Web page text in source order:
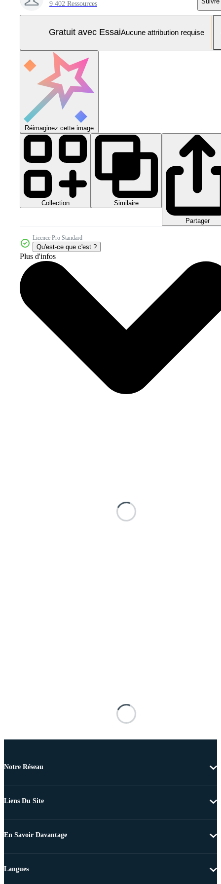
9 402 Ressources
Gratuit avec EssaiAucune attribution requise
Réimaginez cette image
Collection Similaire
Partager
Licence Pro Standard
Qu'est-ce que c'est ?
Plus d'infos
Notre Réseau
Liens Du Site
En Savoir Davantage
Langues